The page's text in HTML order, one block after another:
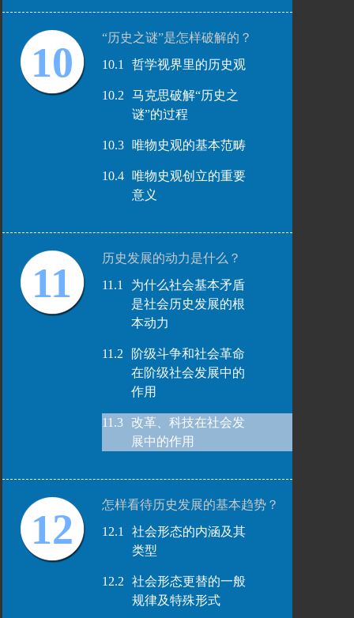
10
“历史之谜”是怎样破解的？
10.1
哲学视界里的历史观
10.2
马克思破解“历史之
谜”的过程
10.3 唯物史观的基本范畴
10.4
唯物史观创立的重要
意义
11
历史发展的动力是什么？
11.1
为什么社会基本矛盾
是社会历史发展的根
本动力
11.2
阶级斗争和社会革命
在阶级社会发展中的
作用
11.3
改革、科技在社会发
展中的作用
12
怎样看待历史发展的基本趋势？
12.1
社会形态的内涵及其
类型
12.2
社会形态更替的一般
规律及特殊形式